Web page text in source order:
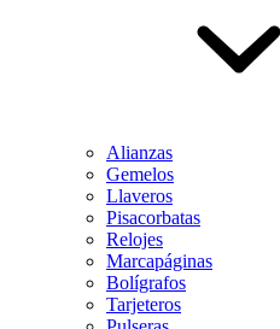
Alianzas
Gemelos
Llaveros
Pisacorbatas
Relojes
Marcapáginas
Bolígrafos
Tarjeteros